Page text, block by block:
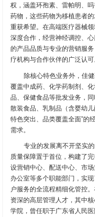
权，涵盖环孢素、雷帕明、
药物，这些药物为移植患者
重获希望。在高端医疗器械
深度合作，经营神经调控、
的产品品质与专业的营销服
疗机构与合作伙伴的广泛认可
除核心特色业务外，佳
覆盖中成药、化学药制剂、
品、保健食品等批发业务，
散装食品、乳制品（含婴幼
特色突出、品类覆盖全面”的
需求。
专业的发展离不开坚实
质量保障置于首位，构建了
设营销中心、配送中心、市
办公室等多个职能部门，实
户服务的全流程精细化管控
资深的高层管理人才，其中
学院，曾任职于广东省人民